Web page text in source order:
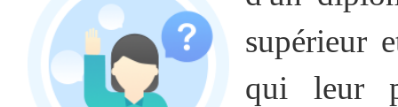
supérieur
qui leur